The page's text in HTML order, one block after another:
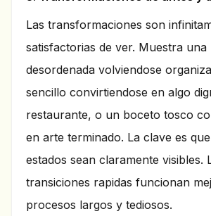
Las transformaciones son
satisfactorias de ver. Muestra una
desordenada volviendose
sencillo convirtiendose en algo
restaurante, o un boceto tosco
en arte terminado. La clave es
estados sean claramente visibles.
transiciones rapidas funcionan
procesos largos y tediosos.